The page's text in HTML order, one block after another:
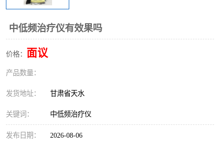
中低频治疗仪有效果吗
价格： 面议
产品数量：
发货地址： 甘肃省天水
关键词： 中低频治疗仪
发布日期： 2026-08-06